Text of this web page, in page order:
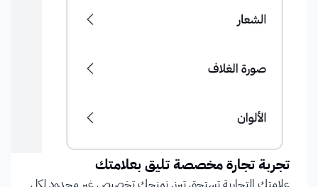
تجربة تجارة مخصصة تليق بعلامتك